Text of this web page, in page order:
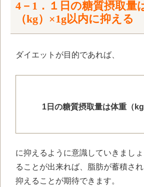
4－1．１日の糖質摂取量
（kg）×1g以内に抑える
ダイエットが目的であれば、
1日の糖質摂取量は体重（
に抑えるように意識していきまし
ることが出来れば、脂肪が蓄積さ
抑えることが期待できます。